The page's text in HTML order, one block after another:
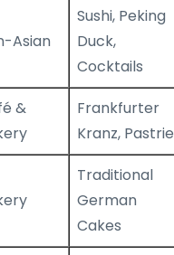
Asian
Sushi, Peking
Duck,
Cocktails
&
Frankfurter
Kranz,
Traditional
German
Cakes